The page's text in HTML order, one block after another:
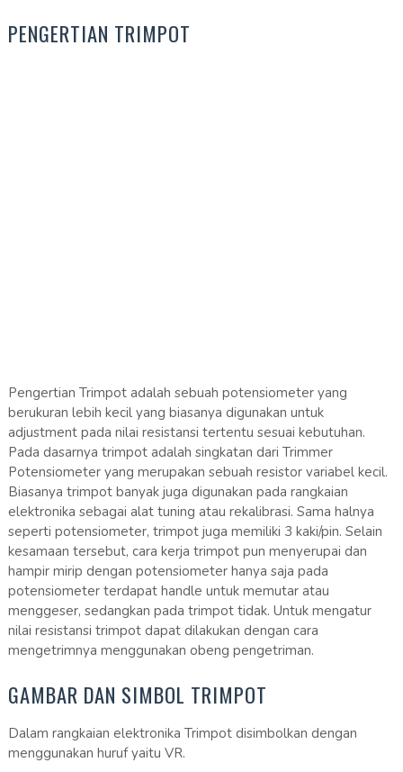
PENGERTIAN TRIMPOT
Pengertian Trimpot adalah sebuah potensiometer yang
berukuran lebih kecil yang biasanya digunakan untuk
adjustment pada nilai resistansi tertentu sesuai kebutuhan.
Pada dasarnya trimpot adalah singkatan dari Trimmer
Potensiometer yang merupakan sebuah resistor variabel kecil.
Biasanya trimpot banyak juga digunakan pada rangkaian
elektronika sebagai alat tuning atau rekalibrasi. Sama halnya
seperti potensiometer, trimpot juga memiliki 3 kaki/pin. Selain
kesamaan tersebut, cara kerja trimpot pun menyerupai dan
hampir mirip dengan potensiometer hanya saja pada
potensiometer terdapat handle untuk memutar atau
menggeser, sedangkan pada trimpot tidak. Untuk mengatur
nilai resistansi trimpot dapat dilakukan dengan cara
mengetrimnya menggunakan obeng pengetriman.
GAMBAR DAN SIMBOL TRIMPOT
Dalam rangkaian elektronika Trimpot disimbolkan dengan
menggunakan huruf yaitu VR.